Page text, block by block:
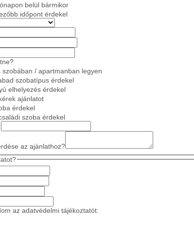
belül bármikor
időpont érdekel
/ apartmanban legyen
szobatípus érdekel
elhelyezés érdekel
ajánlatot
érdekel
szoba érdekel
az ajánlathoz?
az adatvédelmi tájékoztatót: